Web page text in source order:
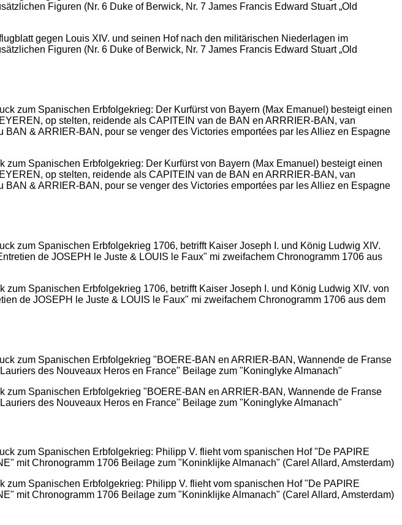
gegen Louis XIV. und seinen Hof nach den militärischen Niederlagen im
Figuren (Nr. 6 Duke of Berwick, Nr. 7 James Francis Edward Stuart „Old
Spanischen Erbfolgekrieg: Der Kurfürst von Bayern (Max Emanuel) besteigt einen
op stelten, reidende als CAPITEIN van de BAN en ARRRIER-BAN, van
& ARRIER-BAN, pour se venger des Victories emportées par les Alliez en Espagne
Spanischen Erbfolgekrieg 1706, betrifft Kaiser Joseph I. und König Ludwig XIV. von
de JOSEPH le Juste & LOUIS le Faux" mi zweifachem Chronogramm 1706 aus dem
Spanischen Erbfolgekrieg "BOERE-BAN en ARRIER-BAN, Wannende de Franse
des Nouveaux Heros en France" Beilage zum "Koninglyke Almanach"
Spanischen Erbfolgekrieg: Philipp V. flieht vom spanischen Hof "De PAPIRE
mit Chronogramm 1706 Beilage zum "Koninklijke Almanach" (Carel Allard, Amsterdam)